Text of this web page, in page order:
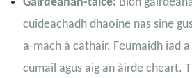
Gàirdeanan-taice: Bidh
cuideachadh dhaoine nas sine
a-mach à cathair. Feumaidh iad
cumail agus aig an àirde cheart.